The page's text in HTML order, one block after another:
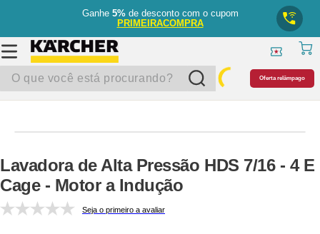
Ganhe 5%de desconto com o cupom
PRIMEIRACOMPRA
O que você está procurando? Oferta relâmpago
Lavadora de Alta Pressão HDS 7/16 - 4 E
Cage - Motor a Indução
Seja o primeiro a avaliar